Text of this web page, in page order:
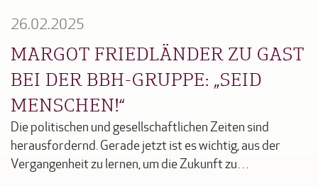
26.02.2025
MARGOT FRIEDLÄNDER ZU GAST
BEI DER BBH-GRUPPE: „SEID
MENSCHEN!“
Die politischen und gesellschaftlichen Zeiten sind
herausfordernd. Gerade jetzt ist es wichtig, aus der
Vergangenheit zu lernen, um die Zukunft zu…